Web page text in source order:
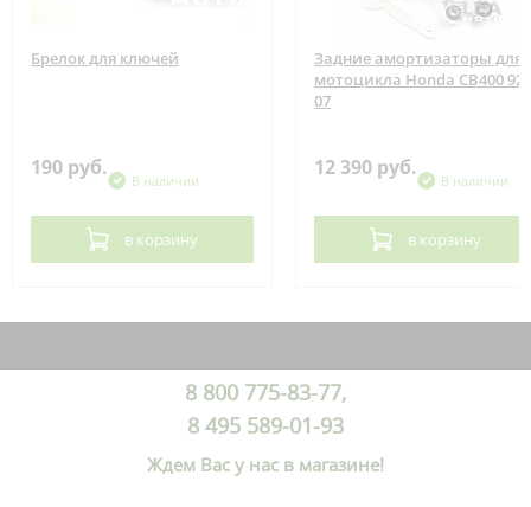
Брелок для ключей
190 руб.
В наличии
в корзину
Задние амортизаторы для
мотоцикла Honda CB400 92-
07
12 390 руб.
В наличии
в корзину
8 800 775-83-77,
8 495 589-01-93
Ждем Вас у нас в магазине!